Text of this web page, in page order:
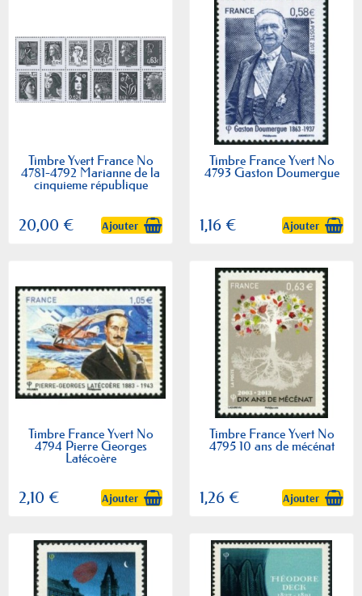
Timbre Yvert France No
4781-4792 Marianne de la
cinquieme république
20,00 € Ajouter
Timbre France Yvert No
4793 Gaston Doumergue
1,16 € Ajouter
Timbre France Yvert No
4794 Pierre Georges
Latécoère
2,10 € Ajouter
Timbre France Yvert No
4795 10 ans de mécénat
1,26 € Ajouter